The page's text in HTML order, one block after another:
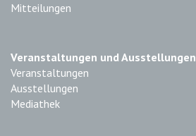
Mitteilungen
Veranstaltungen und Ausstellungen
Veranstaltungen
Ausstellungen
Mediathek